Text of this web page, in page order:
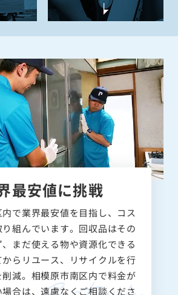
最安値に挑戦
で業界最安値を目指し、コス
り組んでいます。回収品はその
まだ使える物や資源化できる
らリユース、リサイクルを行
削減。相模原市南区内で料金が
合は、遠慮なくご相談くださ